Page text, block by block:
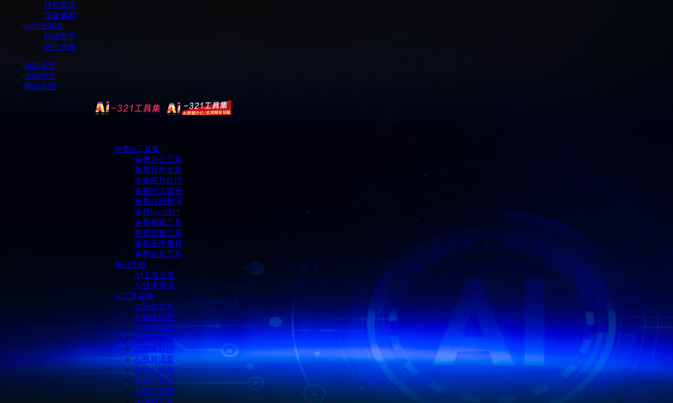
样机图库
综合素材
Ai行业精选
科研助手
医疗健康
自助提交
自助软文
网站地图
免费ai工具集
免费办公工具
免费写作文案
免费图片处理
免费对话聊天
免费在线翻译
免费logo设计
免费视频工具
免费音频工具
免费图库素材
免费站长工具
每日尝鲜
AI工具分享
AI技术资讯
Ai工具箱集
Ai写作文案
Ai媒体运营
Ai电商运营
AI直播运营
Ai图像处理
Ai视频语音
Ai办公提效
Ai设计制作
Ai聊天搜索
Ai编程开发